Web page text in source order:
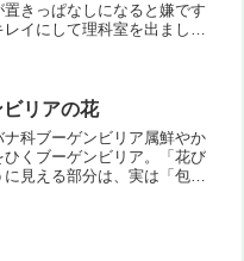
置きっぱなしになると嫌です
イにして理科室を出ましょ
にしにくい」の...
リアの花
ナ科ブーゲンビリア属鮮やか
ひくブーゲンビリア。「花び
見える部分は、実は「包葉